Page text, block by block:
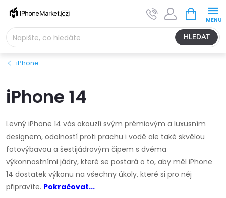
Přejít
obsah
HLEDAT
NÁKUPNÍ
KOŠÍK
iPhone
iPhone 14
Levný iPhone 14 vás okouzlí svým prémiovým a luxusním
designem, odolností proti prachu i vodě ale také skvělou
fotovýbavou a šestijádrovým čipem s dvěma
výkonnostními jádry, které se postará o to, aby měl iPhone
14 dostatek výkonu na všechny úkoly, které si pro něj
připravíte. Pokračovat...